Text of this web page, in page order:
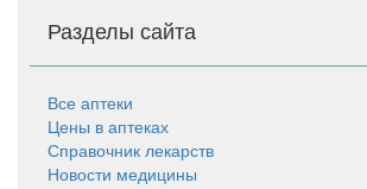
Разделы сайта
Все аптеки
Цены в аптеках
Справочник лекарств
Новости медицины